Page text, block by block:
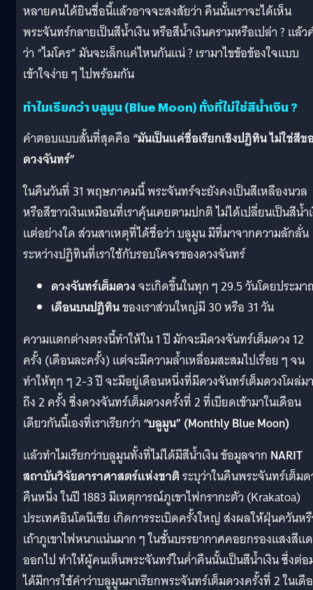
หลายคนได้ยินชื่อนี้แล้วอาจจะสงสัยว่า คืนนั้นเราจะได้เห็น
พระจันทร์กลายเป็นสีน้ำเงิน หรือสีน้ำเงินครามหรือเปล่า ? แล้ว
ว่า “ไมโคร” มันจะเล็กแค่ไหนกันแน่ ? เรามาไขข้อข้องใจแบบ
เข้าใจง่าย ๆ ไปพร้อมกัน
ทำไมเรียกว่า บลูมูน (Blue Moon) ทั้งที่ไม่ใช่สีน้ำเงิน ?
คำตอบแบบสั้นที่สุดคือ “มันเป็นแค่ชื่อเรียกเชิงปฏิทิน ไม่ใช่สีข
ดวงจันทร์”
ในคืนวันที่ 31 พฤษภาคมนี้ พระจันทร์จะยังคงเป็นสีเหลืองนวล
หรือสีขาวเงินเหมือนที่เราคุ้นเคยตามปกติ ไม่ได้เปลี่ยนเป็นสีน้ำ
แต่อย่างใด ส่วนสาเหตุที่ได้ชื่อว่า บลูมูน มีที่มาจากความลักลั่น
ระหว่างปฏิทินที่เราใช้กับรอบโคจรของดวงจันทร์
ดวงจันทร์เต็มดวงจะเกิดขึ้นในทุก ๆ 29.5 วันโดยประม
เดือนบนปฏิทินของเราส่วนใหญ่มี 30 หรือ 31 วัน
ความแตกต่างตรงนี้ทำให้ใน 1 ปี มักจะมีดวงจันทร์เต็มดวง 12
ครั้ง (เดือนละครั้ง) แต่จะมีความล้ำเหลื่อมสะสมไปเรื่อย ๆ จน
ทำให้ทุก ๆ 2-3 ปี จะมีอยู่เดือนหนึ่งที่มีดวงจันทร์เต็มดวงโผล่มา
ถึง 2 ครั้ง ซึ่งดวงจันทร์เต็มดวงครั้งที่ 2 ที่เบียดเข้ามาในเดือน
เดียวกันนี้เองที่เราเรียกว่า “บลูมูน” (Monthly Blue Moon)
แล้วทำไมเรียกว่าบลูมูนทั้งที่ไม่ได้มีสีน้ำเงิน ข้อมูลจาก NARIT
สถาบันวิจัยดาราศาสตร์แห่งชาติระบุว่าในคืนพระจันทร์เต็ม
คืนหนึ่ง ในปี 1883 มีเหตุการณ์ภูเขาไฟกรากะตัว (Krakatoa)
ประเทศอินโดนีเซีย เกิดการระเบิดครั้งใหญ่ ส่งผลให้ฝุ่นควันห
เถ้าภูเขาไฟหนาแน่นมาก ๆ ในชั้นบรรยากาศคอยกรองแสงสีแ
ออกไป ทำให้ผู้คนเห็นพระจันทร์ในค่ำคืนนั้นเป็นสีน้ำเงิน ซึ่งต่อ
ได้มีการใช้คำว่าบลูมูนมาเรียกพระจันทร์เต็มดวงครั้งที่ 2 ในเดื